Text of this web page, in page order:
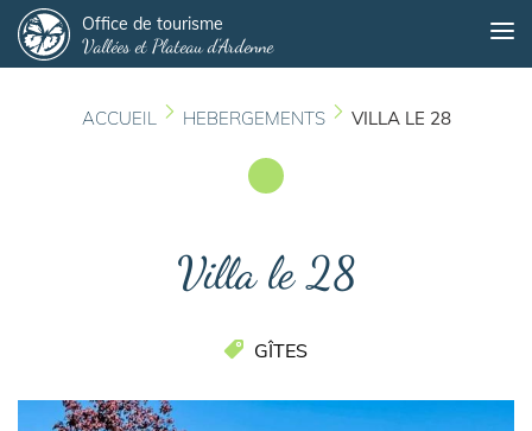
au
contenu
principal
Office de tourisme
Vallées et Plateau d'Ardenne
ACCUEIL HEBERGEMENTS VILLA LE 28
Villa le 28
GÎTES
Panneau de gestion des cookies